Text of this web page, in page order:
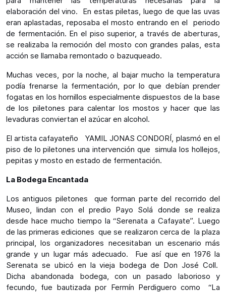
elaboración del vino. En estas piletas, luego de que las uvas
eran aplastadas, reposaba el mosto entrando en el periodo
de fermentación. En el piso superior, a través de aberturas,
se realizaba la remoción del mosto con grandes palas, esta
acción se llamaba remontado o bazuqueado.
Muchas veces, por la noche, al bajar mucho la temperatura
podía frenarse la fermentación, por lo que debían prender
fogatas en los hornillos especialmente dispuestos de la base
de los piletones para calentar los mostos y hacer que las
levaduras conviertan el azúcar en alcohol.
El artista cafayateño YAMIL JONAS CONDORÍ, plasmó en el
piso de lo piletones una intervención que simula los hollejos,
pepitas y mosto en estado de fermentación.
La Bodega Encantada
Los antiguos piletones que forman parte del recorrido del
Museo, lindan con el predio Payo Solá donde se realiza
desde hace mucho tiempo la “Serenata a Cafayate”. Luego
de las primeras ediciones que se realizaron cerca de la plaza
principal, los organizadores necesitaban un escenario más
grande y un lugar más adecuado. Fue así que en 1976 la
Serenata se ubicó en la vieja bodega de Don José Coll.
Dicha abandonada bodega, con un pasado laborioso y
fecundo, fue bautizada por Fermín Perdiguero como “La